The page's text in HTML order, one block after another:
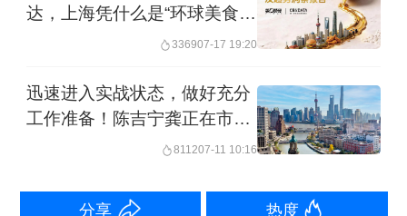
随着首届全民阅读活动周揭幕，本市系
列阅读活动也密集来袭，并将延续到五
一长假。
4月20日至5月5日，上海书城在福州路店
全市26家门店同步展示。上海书城主活
达，上海凭什么是“环球美食之
336907-17 19:20
迅速进入实战状态，做好充分
工作准备！陈吉宁龚正在市防
汛指挥部检查部署全市防汛防
811207-11 10:16
分享 热度